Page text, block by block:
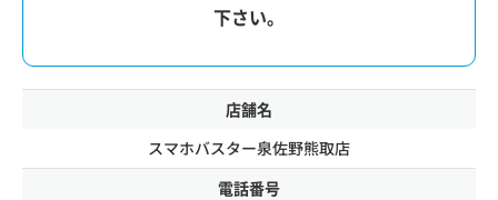
下さい。
店舗名
スマホバスター泉佐野熊取店
電話番号